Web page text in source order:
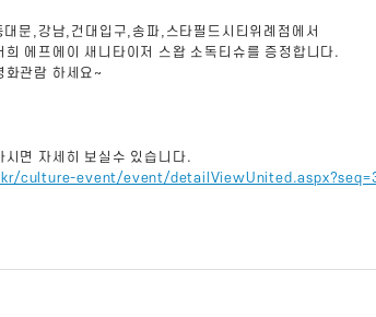
문,강남,건대입구,송파,스타필드시티위례점에서
희 에프에이 새니타이저 스왑 소독티슈를 증정합니다.
화관람 하세요~
시면 자세히 보실수 있습니다.
culture-event/event/